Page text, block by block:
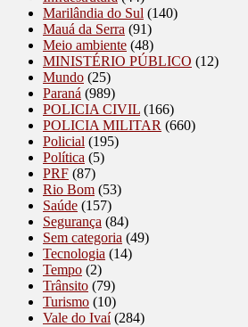
Marilândia do Sul (140)
Mauá da Serra (91)
Meio ambiente (48)
MINISTÉRIO PÚBLICO (12)
Mundo (25)
Paraná (989)
POLICIA CIVIL (166)
POLICIA MILITAR (660)
Policial (195)
Política (5)
PRF (87)
Rio Bom (53)
Saúde (157)
Segurança (84)
Sem categoria (49)
Tecnologia (14)
Tempo (2)
Trânsito (79)
Turismo (10)
Vale do Ivaí(284)